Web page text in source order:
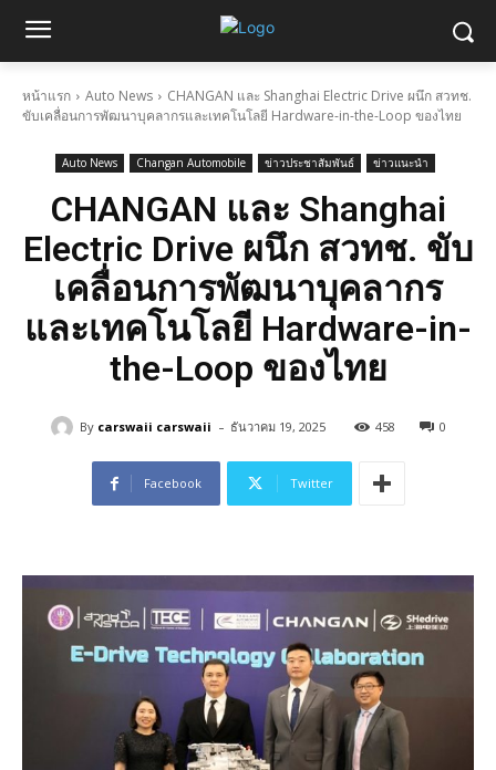
หน้าแรก Auto News
CHANGAN และ Shanghai Electric Drive ผนึก สวทช.
ขับเคลื่อนการพัฒนาบุคลากรและเทคโนโลยี Hardware-in-the-Loop ของไทย
Auto News Changan Automobile ข่าวประชาสัมพันธ์ ข่าวแนะนำ
CHANGAN และ Shanghai
Electric Drive ผนึก สวทช. ขับ
เคลื่อนการพัฒนาบุคลากร
และเทคโนโลยี Hardware-in-
the-Loop ของไทย
By carswaii carswaii - ธันวาคม 19, 2025 458 0
Facebook Twitter